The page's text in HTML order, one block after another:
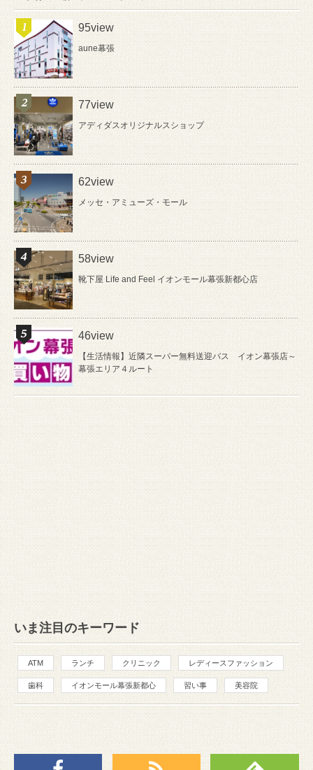
95view
aune幕張
77view
アディダスオリジナルスショップ
62view
メッセ・アミューズ・モール
58view
靴下屋 Life and Feel イオンモール幕張新都心店
46view
【生活情報】近隣スーパー無料送迎バス イオン幕張店～
幕張エリア４ルート
いま注目のキーワード
ATM ランチ クリニック レディースファッション
歯科 イオンモール幕張新都心 習い事 美容院